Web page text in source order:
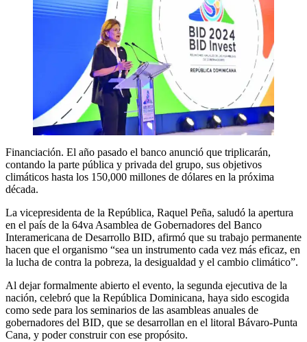
Financiación. El año pasado el banco anunció que triplicarán,
contando la parte pública y privada del grupo, sus objetivos
climáticos hasta los 150,000 millones de dólares en la próxima
década.
La vicepresidenta de la República, Raquel Peña, saludó la apertura
en el país de la 64va Asamblea de Gobernadores del Banco
Interamericana de Desarrollo BID, afirmó que su trabajo permanente
hacen que el organismo “sea un instrumento cada vez más eficaz, en
la lucha de contra la pobreza, la desigualdad y el cambio climático”.
Al dejar formalmente abierto el evento, la segunda ejecutiva de la
nación, celebró que la República Dominicana, haya sido escogida
como sede para los seminarios de las asambleas anuales de
gobernadores del BID, que se desarrollan en el litoral Bávaro-Punta
Cana, y poder construir con ese propósito.